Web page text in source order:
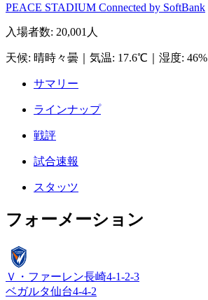
PEACE STADIUM Connected by SoftBank
入場者数: 20,001人
天候: 晴時々曇 気温: 17.6℃ 湿度: 46%
サマリー
ラインナップ
戦評
試合速報
スタッツ
フォーメーション
Ｖ・ファーレン長崎4-1-2-3
ベガルタ仙台4-4-2